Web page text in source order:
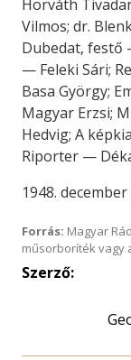
Horváth
Vilmos; dr.
Dubedat, festő
— Feleki Sári;
Basa György;
Magyar Erzsi;
Hedvig; A
Riporter —
1948.
Forrás: Magyar
műsorboríték vagy
Szerző: